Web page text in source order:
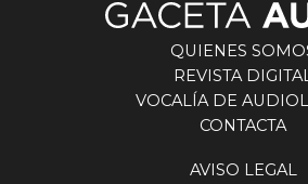
QUIENES
REVISTA
VOCALÍA DE
CONTACTA
AVISO LEGAL